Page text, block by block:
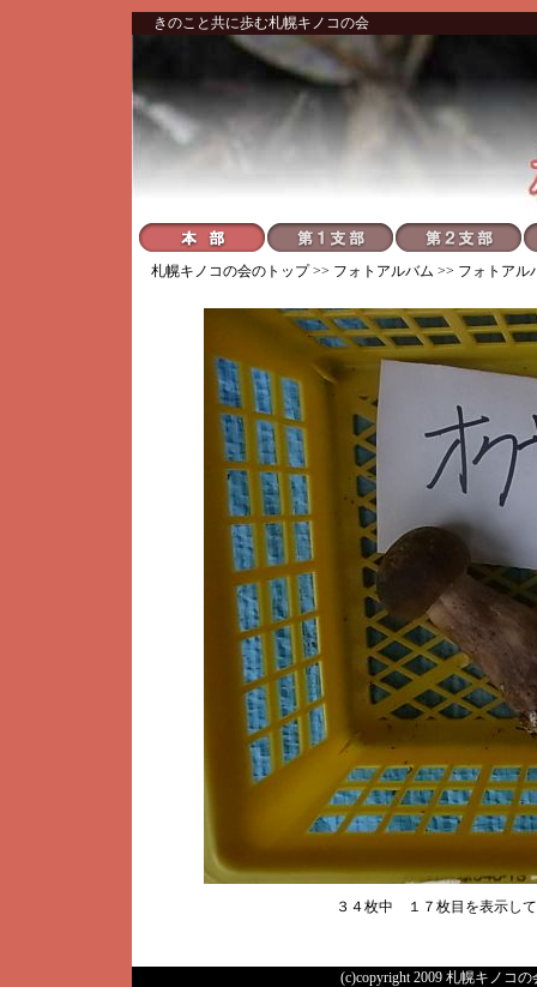
きのこと共に歩む札幌キノコの会
札幌キノコの会のトップ >> フォトアルバム >> フォトアル
３４枚中 １７枚目を表示し
(c)copyright 2009 札幌キノコ